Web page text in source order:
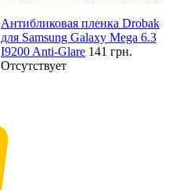
Антибликовая пленка Drobak
для Samsung Galaxy Mega 6.3
I9200 Anti-Glare 141 грн.
Отсутствует